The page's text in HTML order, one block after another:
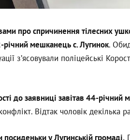
про спричинення тілесних
мешканець с. Лугинок.
з’ясовували поліцейські
до заявниці завітав 44-річний
Відтак чоловік декілька
у Лугинській громаді.